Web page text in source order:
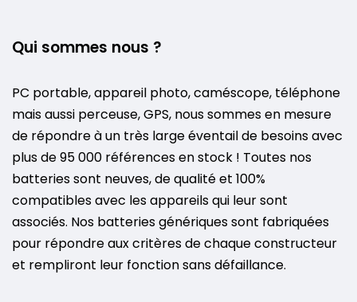
Qui sommes nous ?
PC portable, appareil photo, caméscope, téléphone
mais aussi perceuse, GPS, nous sommes en mesure
de répondre à un très large éventail de besoins avec
plus de 95 000 références en stock ! Toutes nos
batteries sont neuves, de qualité et 100%
compatibles avec les appareils qui leur sont
associés. Nos batteries génériques sont fabriquées
pour répondre aux critères de chaque constructeur
et rempliront leur fonction sans défaillance.